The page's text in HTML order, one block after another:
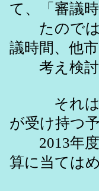
て、「審議
たのでは
議時間、他
考え検討
それはつ
が受け持つ
2013年度
算に当ては
民生497